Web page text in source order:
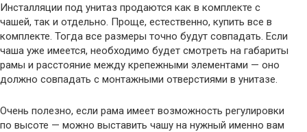
Инсталляции под унитаз продаются как в комплекте с
чашей, так и отдельно. Проще, естественно, купить все в
комплекте. Тогда все размеры точно будут совпадать. Если
чаша уже имеется, необходимо будет смотреть на габариты
рамы и расстояние между крепежными элементами — оно
должно совпадать с монтажными отверстиями в унитазе.
Очень полезно, если рама имеет возможность регулировки
по высоте — можно выставить чашу на нужный именно вам